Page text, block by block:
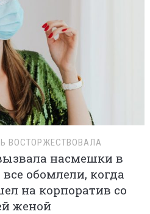
ВОСТОРЖЕСТВОВАЛА
насмешки в
обомлели, когда
на корпоратив со
женой